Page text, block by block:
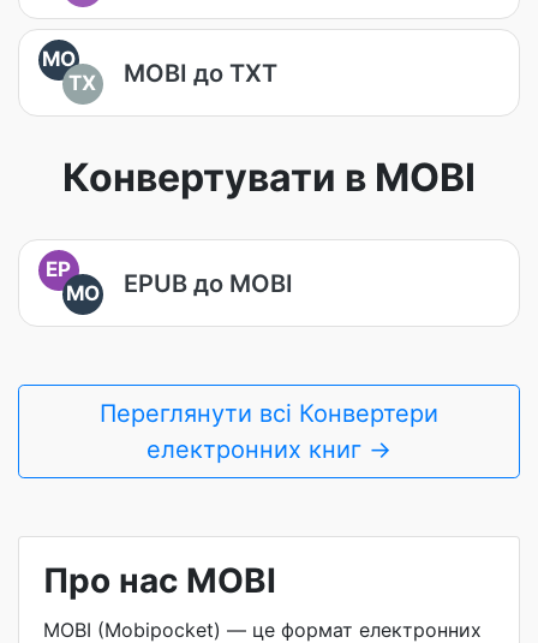
MO
TX
MOBI до TXT
Конвертувати в MOBI
EP
MO
EPUB до MOBI
Переглянути всі Конвертери
електронних книг →
Про нас MOBI
MOBI (Mobipocket) — це формат електронних